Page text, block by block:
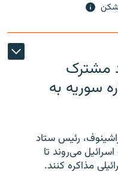
مشترک
سوریه به
رئیس ستاد
می‌روند تا
مذاکره کنند.